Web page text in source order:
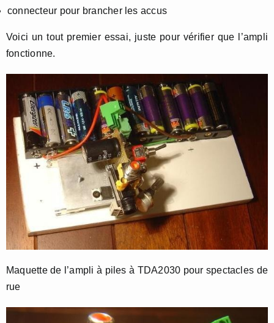
connecteur pour brancher les accus
Voici un tout premier essai, juste pour vérifier que l’ampli
fonctionne.
Maquette de l’ampli à piles à TDA2030 pour spectacles de
rue